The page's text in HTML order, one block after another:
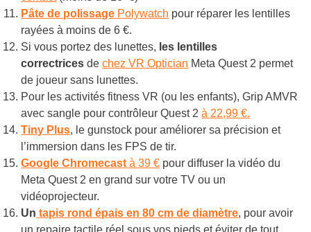
Pâte de polissage Polywatch pour réparer les lentilles
rayées à moins de 6 €.
Si vous portez des lunettes, les lentilles
correctrices dechez VR Optician Meta Quest 2 permet
de joueur sans lunettes.
Pour les activités fitness VR (ou les enfants), Grip AMVR
avec sangle pour contrôleur Quest 2à 22,99 €.
Tiny Plus, le gunstock pour améliorer sa précision et
l’immersion dans les FPS de tir.
Google Chromecast à 39 € pour diffuser la vidéo du
Meta Quest 2 en grand sur votre TV ou un
vidéoprojecteur.
Un tapis rond épais en 80 cm de diamètre, pour avoir
un repaire tactile réel sous vos pieds et éviter de tout